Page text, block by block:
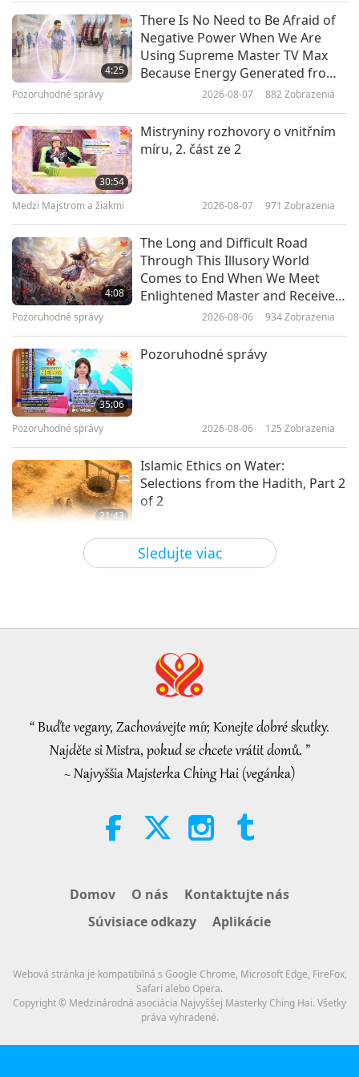
35:08
The Simple Little “Screw” That
Can Save Our Home-Planet, Part
1 of 7
35:35
Buddhova Přirozenost se nikdy
34:44
Humans Might Still Wake Up with
Support and Grace from The
Reunited Three Most Powerful,
Part 1 of 5
37:26
Sledujte viac
4:25
There Is No Need to Be Afraid of
Negative Power When We Are
Using Supreme Master TV Max
Because Energy Generated from
It Is Far More Powerful than Any
Pozoruhodné správy 2026-08-07 882 Zobrazenia
30:54
Mistryniny rozhovory o vnitřním
míru, 2. část ze 2
Medzi Majstrom a žiakmi 2026-08-07 971 Zobrazenia
4:08
The Long and Difficult Road
Through This Illusory World
Comes to End When We Meet
Enlightened Master and Receive
Pozoruhodné správy 2026-08-06 934Zobrazenia
35:06
Pozoruhodné správy
Pozoruhodné správy 2026-08-06 125 Zobrazenia
21:43
Islamic Ethics on Water:
Selections from the Hadith, Part 2
of 2
2026-08-06 127
19:47
38:45
Mistryniny rozhovory o vnitřním
Medzi Majstrom a žiakmi
vegan meat producer in legal
challenge.
of 2, August 3, 2026
2026-08-05
“Fast Charge” Is Wonderful Way
“ Buďte vegany, Zachovávejte mír, Konejte dobré skutky.
Najděte si Mistra, pokud se chcete vrátit domů. ”
~ Najvyššia Majsterka Ching Hai (vegánka)
Domov O nás
Kontaktujte nás
Súvisiace odkazy
Aplikácie
Webová stránka je kompatibilná s Google Chrome, Microsoft Edge, FireFox,
Safari alebo Opera.
Copyright © Medzinárodná asociácia Najvyššej Masterky Ching Hai. Všetky
práva vyhradené.